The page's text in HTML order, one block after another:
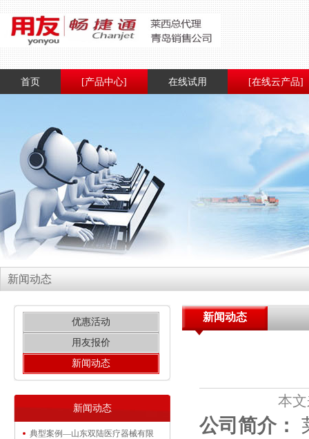
首页 [产品中心] 在线试用 [在线云产品]
新闻动态
优惠活动
用友报价
新闻动态
新闻动态
典型案例—山东双陆医疗器械有限
新闻动态
本
公司简介：